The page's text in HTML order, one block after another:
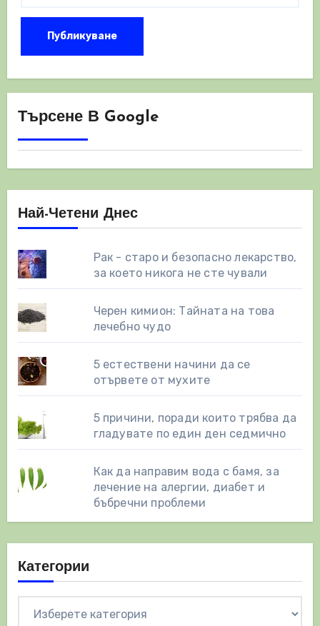
Търсене В Google
Най-Четени Днес
Рак - старо и безопасно лекарство,
за което никога не сте чували
Черен кимион: Тайната на това
лечебно чудо
5 естествени начини да се
отървете от мухите
5 причини, поради които трябва да
гладувате по един ден седмично
Как да направим вода с бамя, за
лечение на алергии, диабет и
бъбречни проблеми
Категории